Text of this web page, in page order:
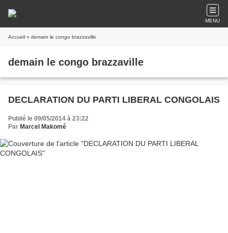
MENU
Accueil » demain le congo brazzaville
demain le congo brazzaville
DECLARATION DU PARTI LIBERAL CONGOLAIS
Publié le 09/05/2014 à 23:22
Par Marcel Makomé